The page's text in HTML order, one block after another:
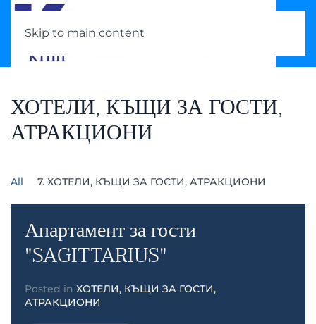
Skip to main content
ХОТЕЛИ, КЪЩИ ЗА ГОСТИ,
АТРАКЦИОНИ
All 7. ХОТЕЛИ, КЪЩИ ЗА ГОСТИ, АТРАКЦИОНИ
Апартамент за гости
"SAGITTARIUS"
Posted in ХОТЕЛИ, КЪЩИ ЗА ГОСТИ,
АТРАКЦИОНИ